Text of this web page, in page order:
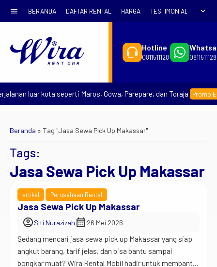
menu BERANDA DAFTAR RENTAL HARGA TESTIMONIAL expand_more
Hotline
0811511128 0811511128
luar kota seperti Maros, Gowa, Parepare, dan Toraja. Promo
Beranda » Tag "Jasa Sewa Pick Up Makassar"
Tags:
Jasa Sewa Pick Up Makassar
artikel Perusahaan Rental
Jasa Sewa Pick Up Makassar
account_circleSiti Nurazizah calendar_month 26 Mei 2026
Sedang mencari jasa sewa pick up Makassar yang siap
angkut barang, tarif jelas, dan bisa bantu sampai
bongkar muat? Wira Rental Mobil hadir untuk membantu